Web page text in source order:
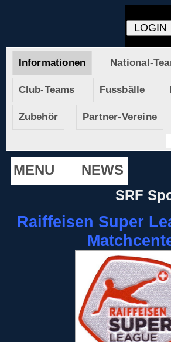
Informationen National-
Club-Teams Fussbälle
Zubehör Partner-Vereine
MENU
NEWS
SRF
Raiffeisen Super